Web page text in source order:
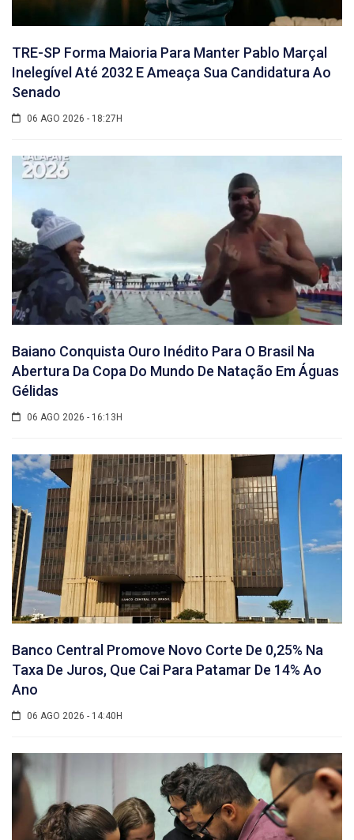
TRE-SP Forma Maioria Para Manter Pablo Marçal
Inelegível Até 2032 E Ameaça Sua Candidatura Ao
Senado
06 AGO 2026 - 18:27H
Baiano Conquista Ouro Inédito Para O Brasil Na
Abertura Da Copa Do Mundo De Natação Em Águas
Gélidas
06 AGO 2026 - 16:13H
Banco Central Promove Novo Corte De 0,25% Na
Taxa De Juros, Que Cai Para Patamar De 14% Ao
Ano
06 AGO 2026 - 14:40H